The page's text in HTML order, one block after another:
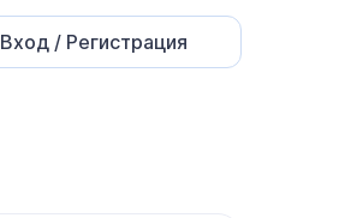
Вход / Регистрация